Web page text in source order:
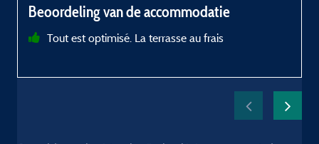
Beoordeling van de accommodatie
Tout est optimisé. La terrasse au frais